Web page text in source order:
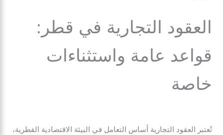
العقود التجارية في قطر:
قواعد عامة واستثناءات
خاصة
تُعتبر العقود التجارية أساس التعامل في البيئة الاقتصادية القطرية،